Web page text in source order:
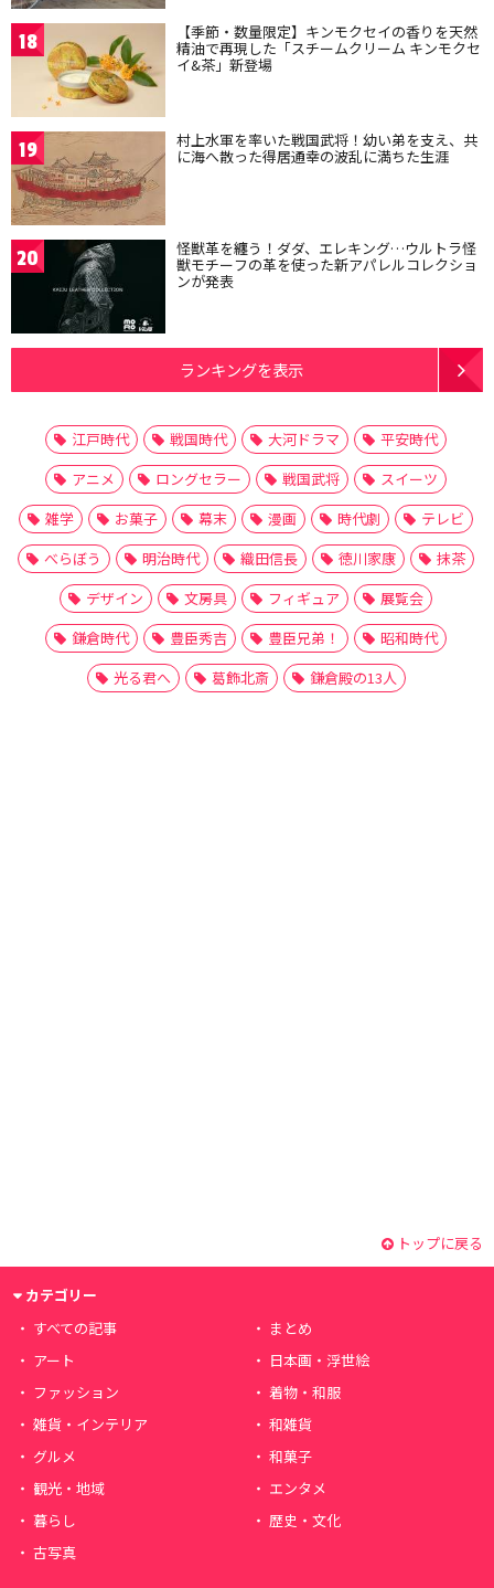
18 【季節・数量限定】キンモクセイの香りを天然
精油で再現した「スチームクリーム キンモクセ
イ&茶」新登場
19 村上水軍を率いた戦国武将！幼い弟を支え、共
に海へ散った得居通幸の波乱に満ちた生涯
20 怪獣革を纏う！ダダ、エレキング…ウルトラ怪
獣モチーフの革を使った新アパレルコレクショ
ンが発表
ランキングを表示
江戸時代 戦国時代 大河ドラマ
平安時代
アニメ
ロングセラー 戦国武将
スイーツ
雑学
お菓子 幕末 漫画 時代劇
テレビ
べらぼう
明治時代 織田信長 徳川家康
抹茶
デザイン
文房具 フィギュア
展覧会
鎌倉時代
豊臣秀吉 豊臣兄弟！
昭和時代
光る君へ
葛飾北斎 鎌倉殿の13人
トップに戻る
カテゴリー
すべての記事
まとめ
アート
日本画・浮世絵
ファッション
着物・和服
雑貨・インテリア
和雑貨
グルメ
和菓子
観光・地域
エンタメ
暮らし
歴史・文化
古写真